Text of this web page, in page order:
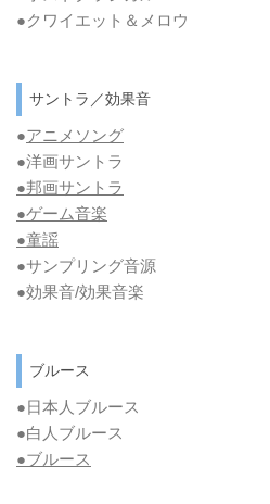
●クワイエット＆メロウ
サントラ／効果音
●アニメソング
●洋画サントラ
●邦画サントラ
●ゲーム音楽
●童謡
●サンプリング音源
●効果音/効果音楽
ブルース
●日本人ブルース
●白人ブルース
●ブルース